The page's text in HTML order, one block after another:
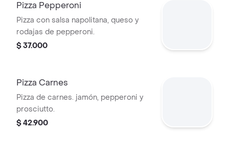
Pizza Pepperoni
Pizza con salsa napolitana, queso y
rodajas de pepperoni.
$ 37.000
Pizza Carnes
Pizza de carnes. jamón, pepperoni y
prosciutto.
$ 42.900